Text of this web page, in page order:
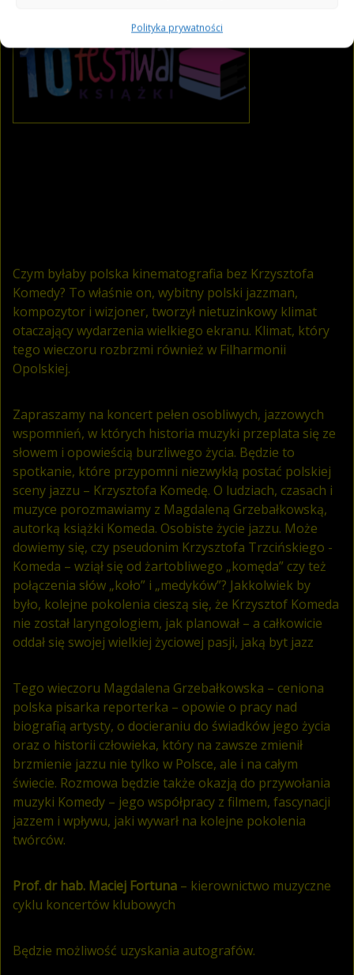
Polityka prywatności
Czym byłaby polska kinematografia bez Krzysztofa
Komedy? To właśnie on, wybitny polski jazzman,
kompozytor i wizjoner, tworzył nietuzinkowy klimat
otaczający wydarzenia wielkiego ekranu. Klimat, który
tego wieczoru rozbrzmi również w Filharmonii
Opolskiej.
Zapraszamy na koncert pełen osobliwych, jazzowych
wspomnień, w których historia muzyki przeplata się ze
słowem i opowieścią burzliwego życia. Będzie to
spotkanie, które przypomni niezwykłą postać polskiej
sceny jazzu – Krzysztofa Komedę. O ludziach, czasach i
muzyce porozmawiamy z Magdaleną Grzebałkowską,
autorką książki Komeda. Osobiste życie jazzu. Może
dowiemy się, czy pseudonim Krzysztofa Trzcińskiego -
Komeda – wziął się od żartobliwego „komęda” czy też
połączenia słów „koło” i „medyków”? Jakkolwiek by
było, kolejne pokolenia cieszą się, że Krzysztof Komeda
nie został laryngologiem, jak planował – a całkowicie
oddał się swojej wielkiej życiowej pasji, jaką byt jazz
Tego wieczoru Magdalena Grzebałkowska – ceniona
polska pisarka reporterka – opowie o pracy nad
biografią artysty, o docieraniu do świadków jego życia
oraz o historii człowieka, który na zawsze zmienił
brzmienie jazzu nie tylko w Polsce, ale i na całym
świecie. Rozmowa będzie także okazją do przywołania
muzyki Komedy – jego współpracy z filmem, fascynacji
jazzem i wpływu, jaki wywarł na kolejne pokolenia
twórców.
Prof. dr hab. Maciej Fortuna – kierownictwo muzyczne
cyklu koncertów klubowych
Będzie możliwość uzyskania autografów.